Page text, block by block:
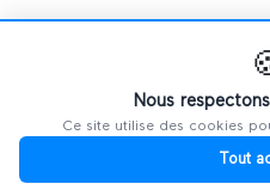
Ce profil n'a pas
Nous
Ce site utilise des cookies
Tout